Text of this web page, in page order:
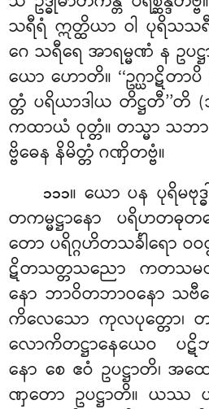
သရီရံ ဣတ္ထိယာ ဝါ ပုရိသသ
ဂေ သရီရေ အာရမ္မဏံ န ဥပဋ္ဌ
ယော ဟောတိ။ ‘‘ဥဂ္ဃာဋိ
တ္တံ ပရိယာဒါယ တိဋ္ဌတီ’’တိ (
ကထာယံ ဝုတ္တံ။ တသ္မာ သဘ
ဗ္ဗိဓေန နိမိတ္တံ ဂဏှိတဗ္ဗံ။
၁၁၁။ ယော ပန ပုရိမဗု
တကမ္မဋ္ဌာနော ပရိဟတဓုတ
တော ပရိဂ္ဂဟိတသင်္ခါရော ဝဝ
ဋိတသတ္တသညော ကတသမဏ
နော ဘာဝိတဘာဝနော သဗီဇ
ကိလေသော ကုလပုတ္တော
လောကိတဋ္ဌာနေယေဝ ပဋိဘ
နော စေ ဧဝံ ဥပဋ္ဌာတိ၊ အ
ဏှတော ဥပဋ္ဌာတိ။ ယဿ ပန